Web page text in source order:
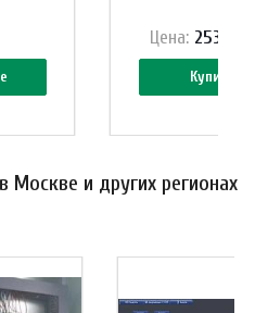
Купить
Цена: 253 344 ₽
и других регионах